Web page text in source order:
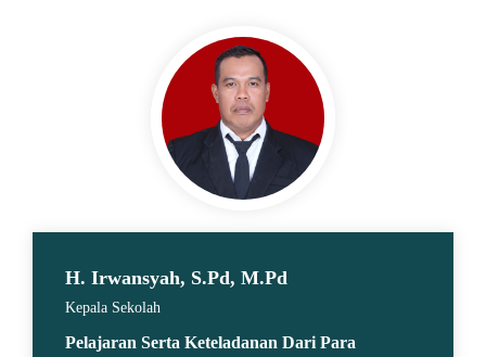
H. Irwansyah, S.Pd, M.Pd
Kepala Sekolah
Pelajaran Serta Keteladanan Dari Para